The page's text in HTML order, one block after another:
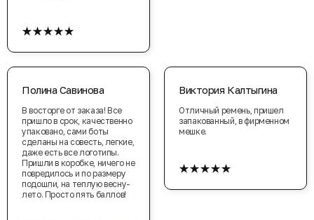
★★★★★
Полина Савинова
В восторге от заказа! Все
пришло в срок, качественно
упаковано, сами боты
сделаны на совесть, легкие,
даже есть все логотипы.
Пришли в коробке, ничего не
повредилось и по размеру
подошли, на теплую весну-
лето. Просто пять баллов!
Виктория Калтыгина
Отличный ремень, пришел
запакованный, в фирменном
мешке.
★★★★★